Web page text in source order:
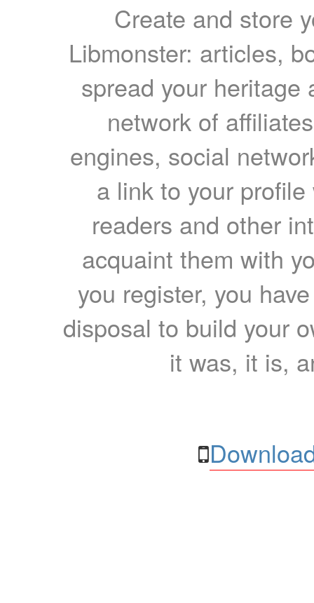
Create and store
Libmonster: articles,
spread your heritage
network of
engines, social
a link to your
readers and other
acquaint them with
you register, you
disposal to build your
it was, it is,